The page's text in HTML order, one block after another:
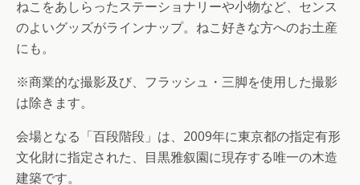
ねこをあしらったステーショナリーや小物など、センス
のよいグッズがラインナップ。ねこ好きな方へのお土産
にも。
※商業的な撮影及び、フラッシュ・三脚を使用した撮影
は除きます。
会場となる「百段階段」は、2009年に東京都の指定有形
文化財に指定された、目黒雅叙園に現存する唯一の木造
建築です。